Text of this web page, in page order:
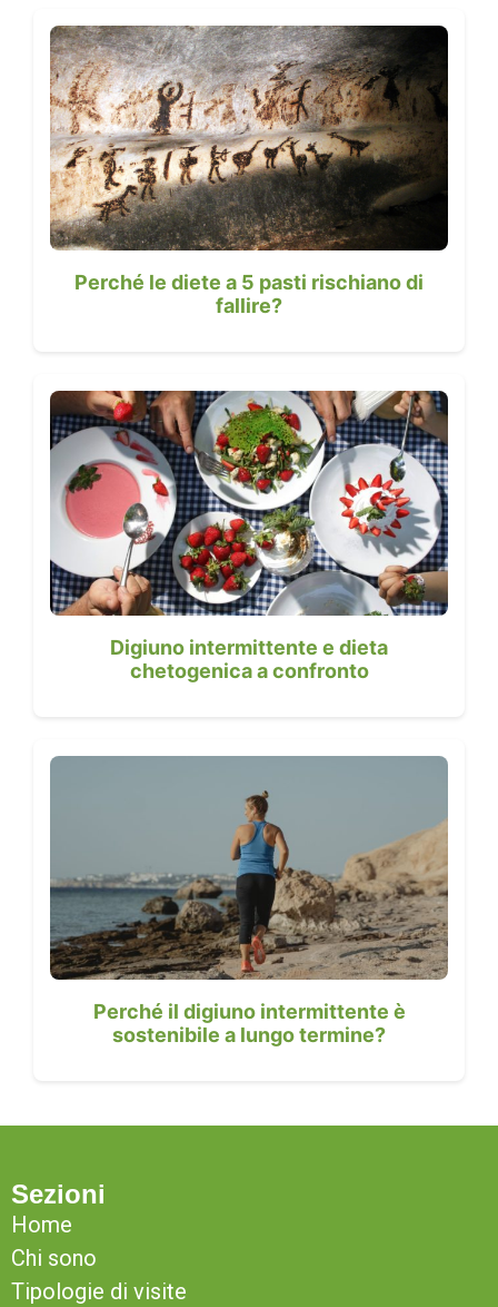
Perché le diete a 5 pasti rischiano di
fallire?
Digiuno intermittente e dieta
chetogenica a confronto
Perché il digiuno intermittente è
sostenibile a lungo termine?
Sezioni
Home
Chi sono
Tipologie di visite